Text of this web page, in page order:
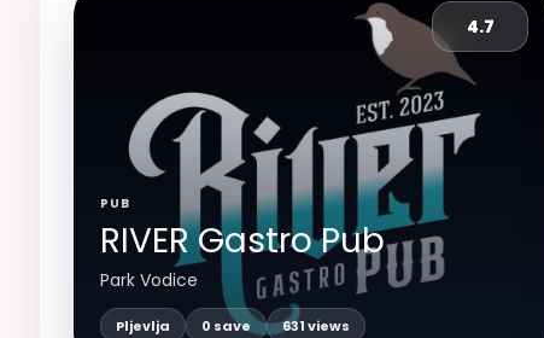
4.7
PUB
RIVER Gastro Pub
Park Vodice
Pljevlja 0 save 631 views